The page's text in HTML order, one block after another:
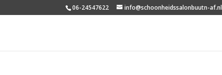
06-24547622 info@schoonheidssalonbuutn-af.nl